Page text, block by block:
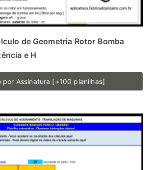
de Geometria Rotor Bomba
e H
por Assinatura [+100 planilhas]